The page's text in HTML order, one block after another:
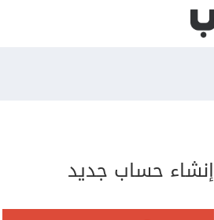
إنشاء حساب جديد